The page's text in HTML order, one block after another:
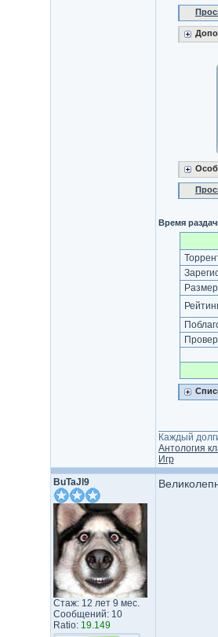
Время
Каждый
Антология
Игр
BuTaJl9
Стаж: 12 лет 9 мес.
Сообщений: 10
Ratio: 19.149